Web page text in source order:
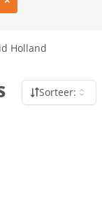
Holland
Sorteer: